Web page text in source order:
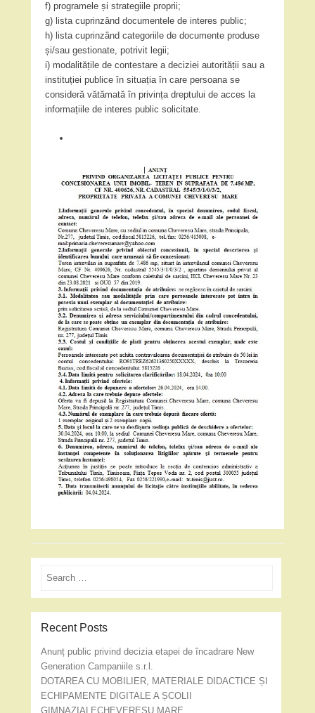
f) programele și strategiile proprii;
g) lista cuprinzând documentele de interes public;
h) lista cuprinzând categoriile de documente produse
și/sau gestionate, potrivit legii;
i) modalitățile de contestare a deciziei autorității sau a
instituției publice în situația în care persoana se
consideră vătămată în privința dreptului de acces la
informațiile de interes public solicitate.
Search
Recent Posts
Anunț public privind decizia etapei de încadrare New
Generation Campaniile s.r.l.
DOTAREA CU MOBILIER, MATERIALE DIDACTICE ȘI
ECHIPAMENTE DIGITALE A ȘCOLII
GIMNAZIALECHEVEREȘU MARE